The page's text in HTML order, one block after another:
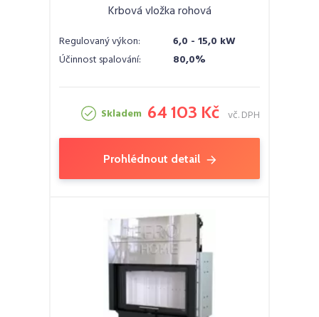
Krbová vložka rohová
Regulovaný výkon:
6,0 - 15,0 kW
Účinnost spalování:
80,0%
Skladem 64 103 Kč vč. DPH
Prohlédnout detail